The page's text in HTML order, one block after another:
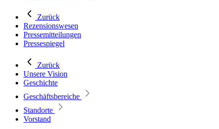
Zurück
Rezensionswesen
Pressemitteilungen
Pressespiegel
Zurück
Unsere Vision
Geschichte
Geschäftsbereiche
Standorte
Vorstand